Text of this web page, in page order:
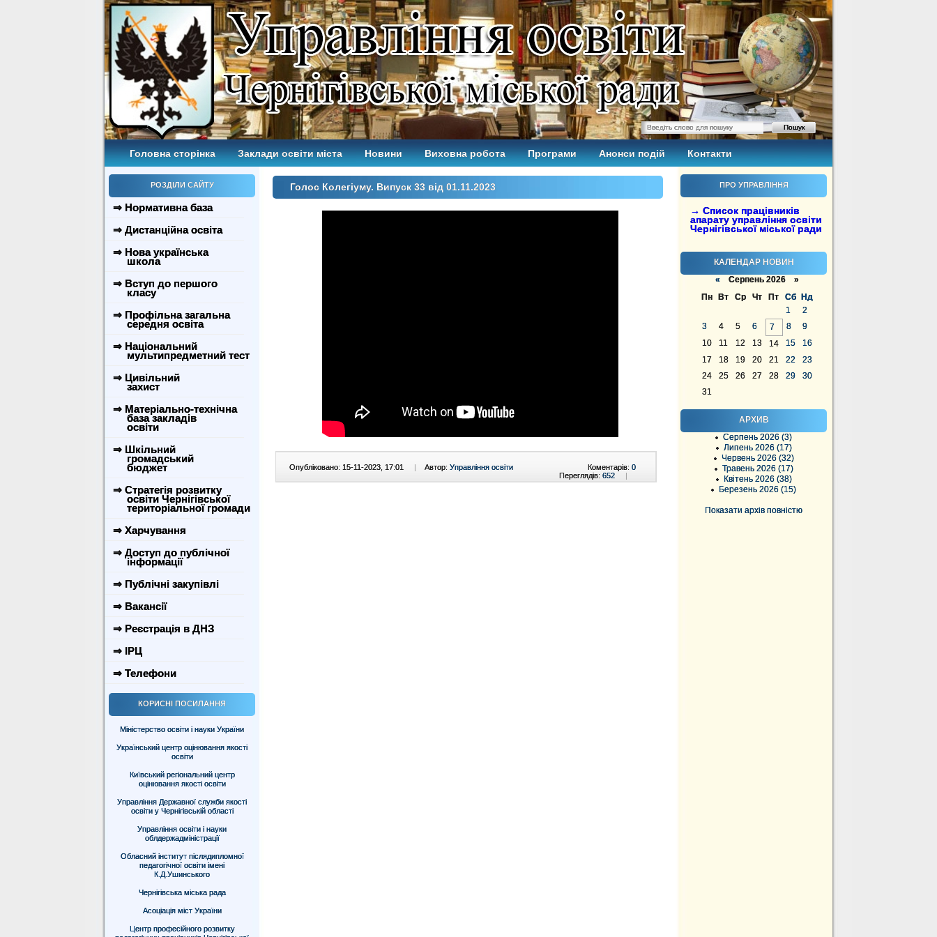
Головна сторінка Заклади освіти міста Новини Виховна робота Програми Анонси подій Контакти
РОЗДІЛИ САЙТУ
⇒ Нормативна база
⇒ Дистанційна освіта
⇒ Нова українська
школа
⇒ Вступ до першого
класу
⇒ Профільна загальна
середня освіта
⇒ Національний
мультипредметний тест
⇒ Цивільний
захист
⇒ Матеріально-технічна
база закладів
освіти
⇒ Шкільний
громадський
бюджет
⇒ Стратегія розвитку
освіти Чернігівської
територіальної громади
⇒ Харчування
⇒ Доступ до публічної
інформації
⇒ Публічні закупівлі
⇒ Вакансії
⇒ Реєстрація в ДНЗ
⇒ ІРЦ
⇒ Телефони
КОРИСНІ ПОСИЛАННЯ
Міністерство освіти і науки України
Український центр оцінювання якості
освіти
Київський регіональний центр
оцінювання якості освіти
Управління Державної служби якості
освіти у Чернігівській області
Управління освіти і науки
облдержадміністрації
Обласний інститут післядипломної
педагогічної освіти імені
К.Д.Ушинського
Чернігівська міська рада
Асоціація міст України
Центр професійного розвитку
ПРО УПРАВЛІННЯ
→ Список працівників
апарату управління освіти
Чернігівської міської ради
КАЛЕНДАР НОВИН
« Серпень 2026 »
Пн
Вт Ср Чт Пт Сб
Нд
1
2
3
4 5 6 7 8
9
10
11 12 13 14 15
16
17
18 19 20 21 22
23
24
25 26 27 28 29
30
31
АРХИВ
Серпень 2026 (3)
Липень 2026 (17)
Червень 2026 (32)
Травень 2026 (17)
Квітень 2026 (38)
Березень 2026 (15)
Показати архів повністю
Голос Колегіуму. Випуск 33 від 01.11.2023
Опубліковано: 15-11-2023, 17:01 | Автор: Управління освіти Коментарів: 0
Переглядів: 652 |